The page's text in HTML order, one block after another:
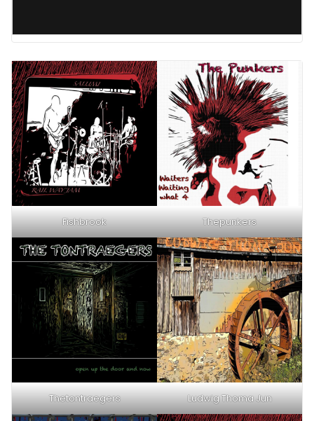
Fishbrook Thepunkers
Thetontraegers Ludwig Thoma Jun